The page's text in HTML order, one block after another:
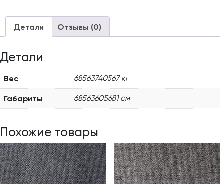
Детали Отзывы (0)
Детали
Вес 68563740567 кг
Габариты 68563605681 см
Похожие товары